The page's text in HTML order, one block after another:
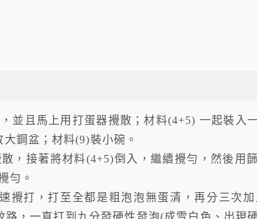
並且馬上用打蛋器攪散；材料(4+5) 一起裝入
鋼盆；材料(9)裝小碗。
，接著將材料(4+5)倒入，繼續攪勻，然後用
勻。
攪打，打至全都是粗泡泡無蛋清，再分三次